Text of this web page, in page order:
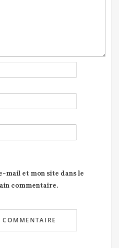
mail et mon site dans le
commentaire.